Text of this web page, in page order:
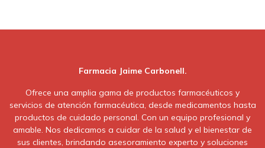
Farmacia Jaime Carbonell.
Ofrece una amplia gama de productos farmacéuticos y
servicios de atención farmacéutica, desde medicamentos hasta
productos de cuidado personal. Con un equipo profesional y
amable. Nos dedicamos a cuidar de la salud y el bienestar de
sus clientes, brindando asesoramiento experto y soluciones